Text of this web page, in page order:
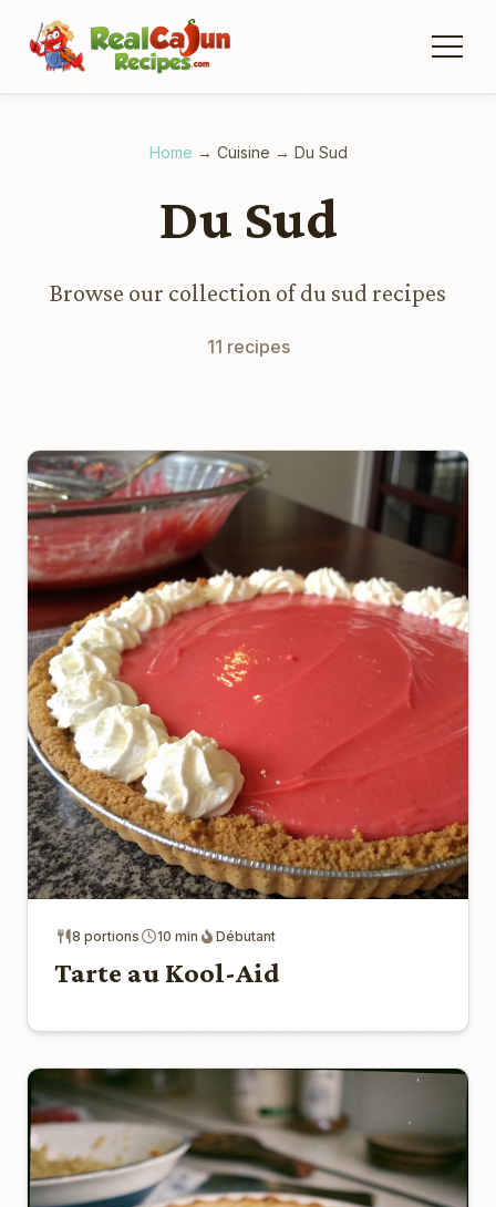
Home → Cuisine → Du Sud
Du Sud
Browse our collection of du sud recipes
11 recipes
8 portions 10 min Débutant
Tarte au Kool-Aid